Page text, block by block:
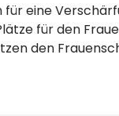
eine
für den
den